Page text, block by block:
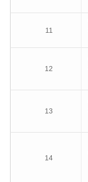
11
12
13
14